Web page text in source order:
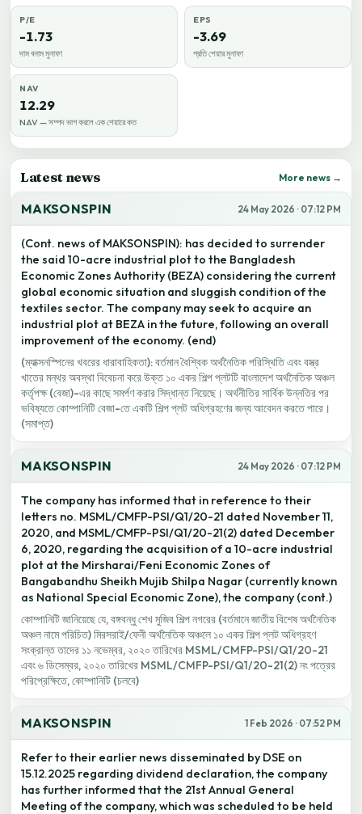
P/E
-1.73
দাম বনাম মুনাফা
EPS
-3.69
প্রতি শেয়ার মুনাফা
NAV
12.29
NAV — সম্পদ ভাগ করলে এক শেয়ারে কত
Latest news More news →
MAKSONSPIN 24 May 2026 · 07:12 PM
(Cont. news of MAKSONSPIN): has decided to surrender
the said 10-acre industrial plot to the Bangladesh
Economic Zones Authority (BEZA) considering the current
global economic situation and sluggish condition of the
textiles sector. The company may seek to acquire an
industrial plot at BEZA in the future, following an overall
improvement of the economy. (end)
(ম্যাক্সনস্পিনের খবরের ধারাবাহিকতা): বর্তমান বৈশ্বিক অর্থনৈতিক পরিস্থিতি এবং বস্ত্র
খাতের মন্থর অবস্থা বিবেচনা করে উক্ত ১০ একর শিল্প প্লটটি বাংলাদেশ অর্থনৈতিক অঞ্চল
কর্তৃপক্ষ (বেজা)-এর কাছে সমর্পণ করার সিদ্ধান্ত নিয়েছে। অর্থনীতির সার্বিক উন্নতির পর
ভবিষ্যতে কোম্পানিটি বেজা-তে একটি শিল্প প্লট অধিগ্রহণের জন্য আবেদন করতে পারে।
(সমাপ্ত)
MAKSONSPIN 24 May 2026 · 07:12 PM
The company has informed that in reference to their
letters no. MSML/CMFP-PSI/Q1/20-21 dated November 11,
2020, and MSML/CMFP-PSI/Q1/20-21(2) dated December
6, 2020, regarding the acquisition of a 10-acre industrial
plot at the Mirsharai/Feni Economic Zones of
Bangabandhu Sheikh Mujib Shilpa Nagar (currently known
as National Special Economic Zone), the company (cont.)
কোম্পানিটি জানিয়েছে যে, বঙ্গবন্ধু শেখ মুজিব শিল্প নগরের (বর্তমানে জাতীয় বিশেষ অর্থনৈতিক
অঞ্চল নামে পরিচিত) মিরসরাই/ফেনী অর্থনৈতিক অঞ্চলে ১০ একর শিল্প প্লট অধিগ্রহণ
সংক্রান্ত তাদের ১১ নভেম্বর, ২০২০ তারিখের MSML/CMFP-PSI/Q1/20-21
এবং ৬ ডিসেম্বর, ২০২০ তারিখের MSML/CMFP-PSI/Q1/20-21(2) নং পত্রের
পরিপ্রেক্ষিতে, কোম্পানিটি (চলবে)
MAKSONSPIN 1 Feb 2026 · 07:52 PM
Refer to their earlier news disseminated by DSE on
15.12.2025 regarding dividend declaration, the company
has further informed that the 21st Annual General
Meeting of the company, which was scheduled to be held